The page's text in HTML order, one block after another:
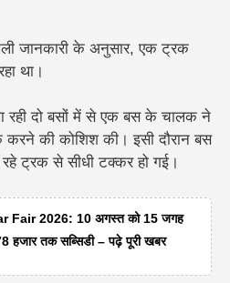
जानकारी के अनुसार, एक ट्रक
था।
रही दो बसों में से एक बस के चालक ने
की कोशिश की। इसी दौरान बस
ट्रक से सीधी टक्कर हो गई।
Fair 2026: 10 अगस्त को 15 जगह
हजार तक सब्सिडी – पढ़े पूरी खबर